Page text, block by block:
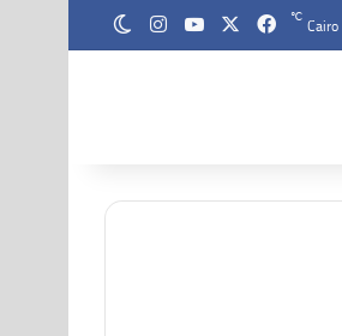
Cairo
℃ فيسبوك ‫YouTubeانستقرام